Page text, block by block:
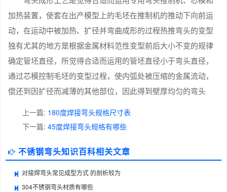
加热装置，使套在出产模型上的毛坯在推制机的推动下向前运
动，在运动中被加热、扩径并弯曲成形的过程热推弯头的变型
独有尤其的地方是根据金属材料范性变型前后大小不变的规律
确定管坯直径，所觉得合适而运用的管坯直径小于弯头直径，
通过芯模控制毛坯的变型过程，使内弧处被压缩的金属流动，
偿还到因扩径而减薄的其他部位，因此得到壁厚均匀的弯头
上一篇: 180度焊接弯头规格尺寸表
下一篇: 45度焊接弯头规格有哪些
不锈钢弯头知识百科相关文章
对接焊弯头常见成型方式 的剖析较为
304不锈钢弯头材质有哪些